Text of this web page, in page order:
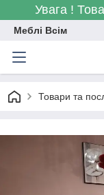
Увага !
Меблі Всім
Товари та